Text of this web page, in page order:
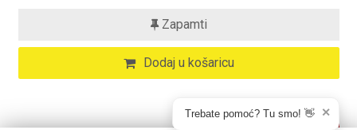
Zapamti
Dodaj u košaricu
Trebate pomoć? Tu smo! 👋 ✕